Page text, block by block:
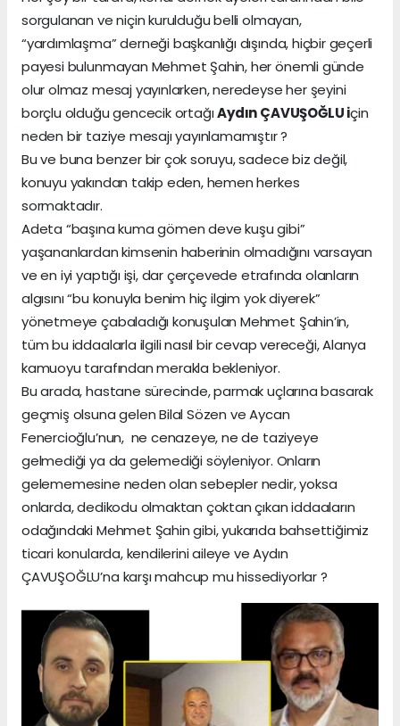
sorgulanan ve niçin kurulduğu belli olmayan,
“yardımlaşma” derneği başkanlığı dışında, hiçbir geçerli
payesi bulunmayan Mehmet Şahin, her önemli günde
olur olmaz mesaj yayınlarken, neredeyse her şeyini
borçlu olduğu gencecik ortağıAydın ÇAVUŞOĞLU için
neden bir taziye mesajı yayınlamamıştır ?
Bu ve buna benzer bir çok soruyu, sadece biz değil,
konuyu yakından takip eden, hemen herkes
sormaktadır.
Adeta “başına kuma gömen deve kuşu gibi”
yaşananlardan kimsenin haberinin olmadığını varsayan
ve en iyi yaptığı işi, dar çerçevede etrafında olanların
algısını “bu konuyla benim hiç ilgim yok diyerek”
yönetmeye çabaladığı konuşulan Mehmet Şahin’in,
tüm bu iddaalarla ilgili nasıl bir cevap vereceği, Alanya
kamuoyu tarafından merakla bekleniyor.
Bu arada, hastane sürecinde, parmak uçlarına basarak
geçmiş olsuna gelen Bilal Sözen ve Aycan
Fenercioğlu’nun, ne cenazeye, ne de taziyeye
gelmediği ya da gelemediği söyleniyor. Onların
gelememesine neden olan sebepler nedir, yoksa
onlarda, dedikodu olmaktan çoktan çıkan iddaaların
odağındaki Mehmet Şahin gibi, yukarıda bahsettiğimiz
ticari konularda, kendilerini aileye ve Aydın
ÇAVUŞOĞLU’na karşı mahcup mu hissediyorlar ?